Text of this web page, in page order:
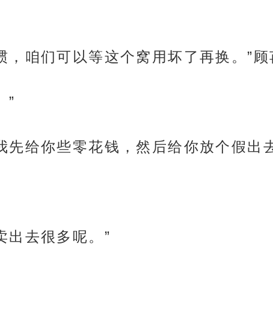
，咱们可以等这个窝用坏了再换。”
”
先给你些零花钱，然后给你放个假出
出去很多呢。”